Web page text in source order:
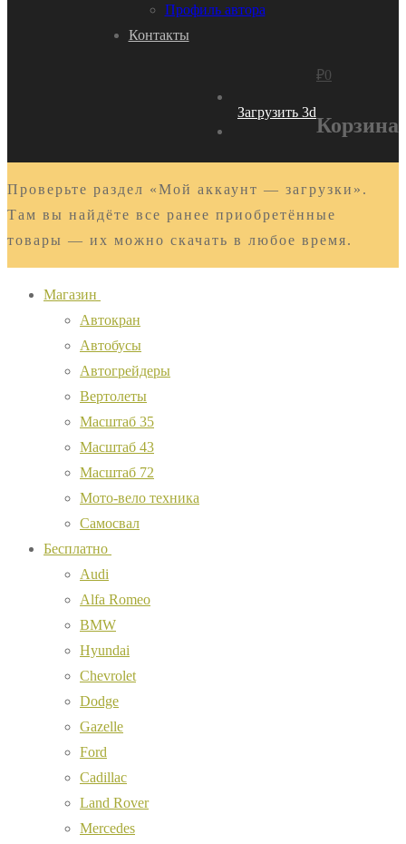
Профиль автора
Контакты
Загрузить 3d
₽0
Корзина
Проверьте раздел «Мой аккаунт — загрузки».
Там вы найдёте все ранее приобретённые
товары — их можно скачать в любое время.
Магазин
Автокран
Автобусы
Автогрейдеры
Вертолеты
Масштаб 35
Масштаб 43
Масштаб 72
Мото-вело техника
Самосвал
Бесплатно
Audi
Alfa Romeo
BMW
Hyundai
Chevrolet
Dodge
Gazelle
Ford
Cadillac
Land Rover
Mercedes